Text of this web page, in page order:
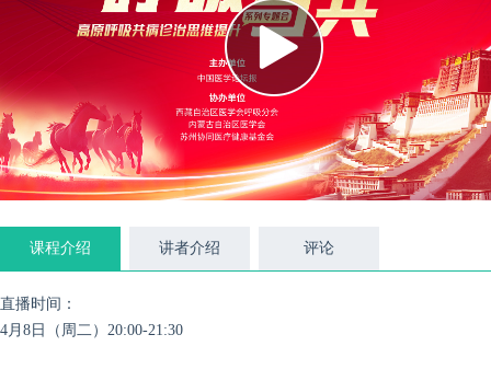
课程介绍 讲者介绍 评论
直播时间：
4月8日（周二）20:00-21:30